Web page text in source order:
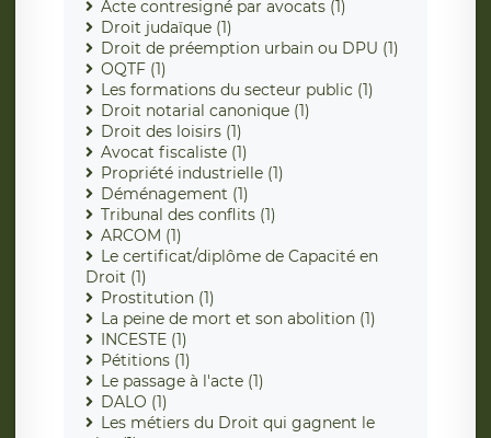
Acte contresigné par avocats (1)
Droit judaïque (1)
Droit de préemption urbain ou DPU (1)
OQTF (1)
Les formations du secteur public (1)
Droit notarial canonique (1)
Droit des loisirs (1)
Avocat fiscaliste (1)
Propriété industrielle (1)
Déménagement (1)
Tribunal des conflits (1)
ARCOM (1)
Le certificat/diplôme de Capacité en
Droit (1)
Prostitution (1)
La peine de mort et son abolition (1)
INCESTE (1)
Pétitions (1)
Le passage à l'acte (1)
DALO (1)
Les métiers du Droit qui gagnent le